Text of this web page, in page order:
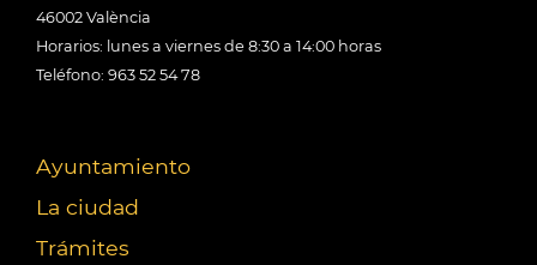
46002 València
Horarios: lunes a viernes de 8:30 a 14:00 horas
Teléfono: 963 52 54 78
Ayuntamiento
La ciudad
Trámites